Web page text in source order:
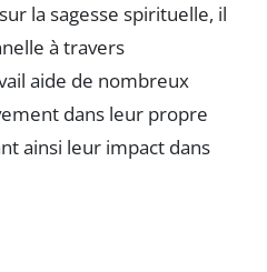
la sagesse spirituelle, il
à travers
aide de nombreux
dans leur propre
ainsi leur impact dans